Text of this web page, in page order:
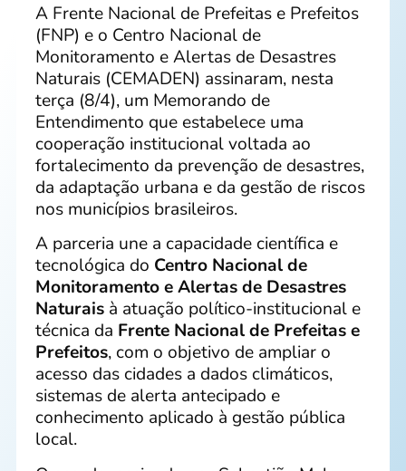
A Frente Nacional de Prefeitas e Prefeitos
(FNP) e o Centro Nacional de
Monitoramento e Alertas de Desastres
Naturais (CEMADEN) assinaram, nesta
terça (8/4), um Memorando de
Entendimento que estabelece uma
cooperação institucional voltada ao
fortalecimento da prevenção de desastres,
da adaptação urbana e da gestão de riscos
nos municípios brasileiros.
A parceria une a capacidade científica e
tecnológica do Centro Nacional de
Monitoramento e Alertas de Desastres
Naturaisà atuação político-institucional e
técnica da Frente Nacional de Prefeitas e
Prefeitos, com o objetivo de ampliar o
acesso das cidades a dados climáticos,
sistemas de alerta antecipado e
conhecimento aplicado à gestão pública
local.